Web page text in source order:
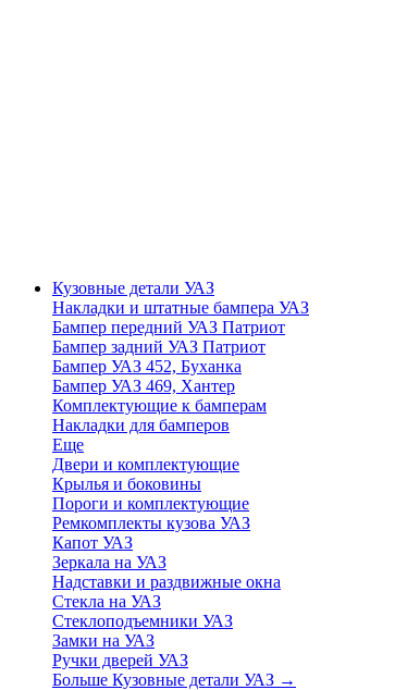
Кузовные детали УАЗ
Накладки и штатные бампера УАЗ
Бампер передний УАЗ Патриот
Бампер задний УАЗ Патриот
Бампер УАЗ 452, Буханка
Бампер УАЗ 469, Хантер
Комплектующие к бамперам
Накладки для бамперов
Еще
Двери и комплектующие
Крылья и боковины
Пороги и комплектующие
Ремкомплекты кузова УАЗ
Капот УАЗ
Зеркала на УАЗ
Надставки и раздвижные окна
Стекла на УАЗ
Стеклоподъемники УАЗ
Замки на УАЗ
Ручки дверей УАЗ
Больше Кузовные детали УАЗ →